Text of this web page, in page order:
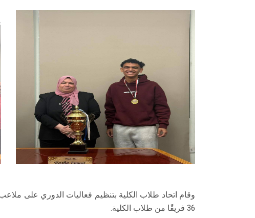
36 فريقًا من طلاب الكلية.